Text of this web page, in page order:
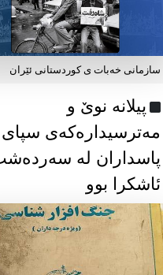
سازمانی خەبات ی كوردستانی ئێران
پیلانە نوێ و
مەترسیدارەکەی سپای
پاسداران لە
ئاشکرا بوو